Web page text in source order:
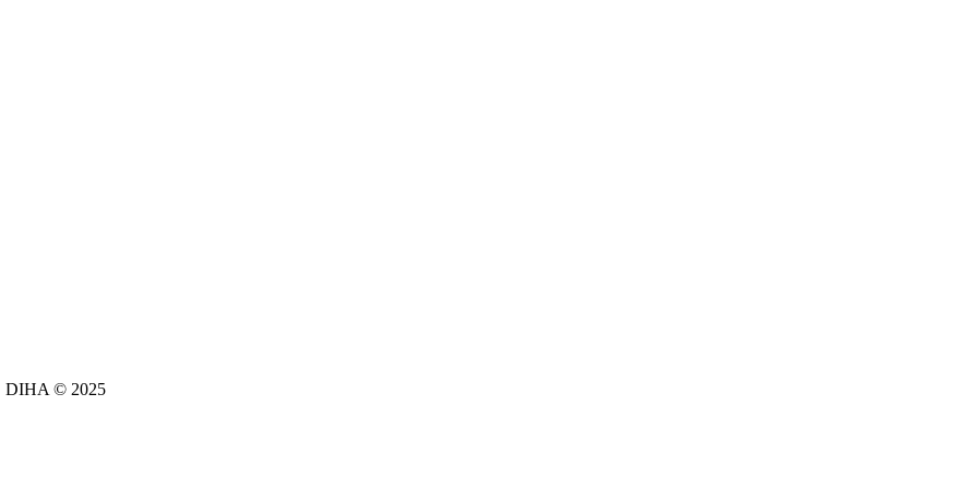
DIHA © 2025